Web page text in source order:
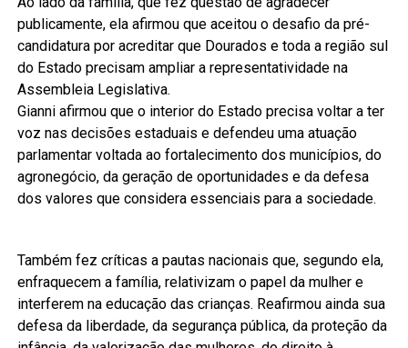
publicamente, ela afirmou que aceitou o desafio da pré-
candidatura por acreditar que Dourados e toda a região sul
do Estado precisam ampliar a representatividade na
Assembleia Legislativa.
Gianni afirmou que o interior do Estado precisa voltar a ter
voz nas decisões estaduais e defendeu uma atuação
parlamentar voltada ao fortalecimento dos municípios, do
agronegócio, da geração de oportunidades e da defesa
dos valores que considera essenciais para a sociedade.
Também fez críticas a pautas nacionais que, segundo ela,
enfraquecem a família, relativizam o papel da mulher e
interferem na educação das crianças. Reafirmou ainda sua
defesa da liberdade, da segurança pública, da proteção da